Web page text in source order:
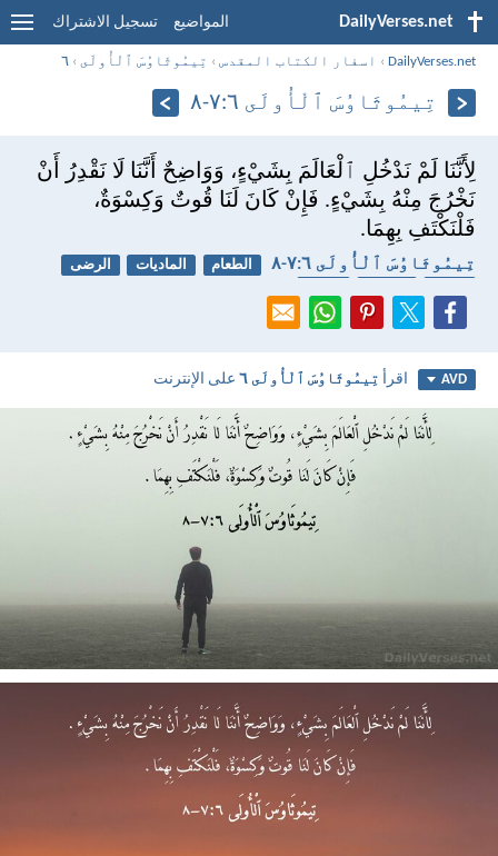
DailyVerses.net المواضيع تسجيل الاشتراك
DailyVerses.net
› اسفار الكتاب المقدس › تِيمُوثَاوُسَ ٱلْأُولَى ›٦
تِيمُوثَاوُسَ ٱلْأُولَى ٦:‏٧-‏٨
لِأَنَّنَا لَمْ نَدْخُلِ ٱلْعَالَمَ بِشَيْءٍ، وَوَاضِحٌ أَنَّنَا لَا نَقْدِرُ أَنْ
نَخْرُجَ مِنْهُ بِشَيْءٍ. فَإِنْ كَانَ لَنَا قُوتٌ وَكِسْوَةٌ،
فَلْنَكْتَفِ بِهِمَا.
تِيمُوثَاوُسَ ٱلْأُولَى ٦:‏٧-‏٨ الطعام الماديات
الرضى
AVD اقرأ تِيمُوثَاوُسَ ٱلْأُولَى ٦ على الإنترنت